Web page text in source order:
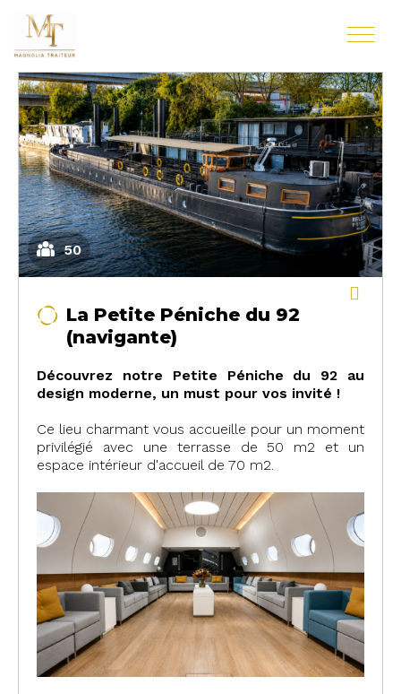
50
La Petite Péniche du 92
(navigante)
Découvrez notre Petite Péniche du 92 au
design moderne, un must pour vos invité !
Ce lieu charmant vous accueille pour un moment
privilégié avec une terrasse de 50 m2 et un
espace intérieur d'accueil de 70 m2.